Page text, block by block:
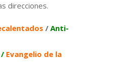
direcciones.
/ Anti-
/ Evangelio de la